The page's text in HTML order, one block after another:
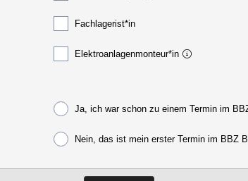
Fachlagerist*in
Elektroanlagenmonteur*in
Ja, ich war schon zu einem Termin im
Nein, das ist mein erster Termin im BBZ